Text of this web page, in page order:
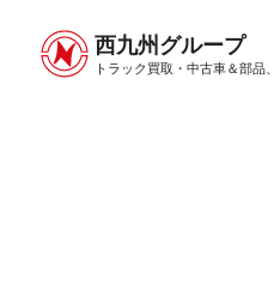
西九州グループ
トラック買取・中古車＆部品、
中古トラック販売トップ